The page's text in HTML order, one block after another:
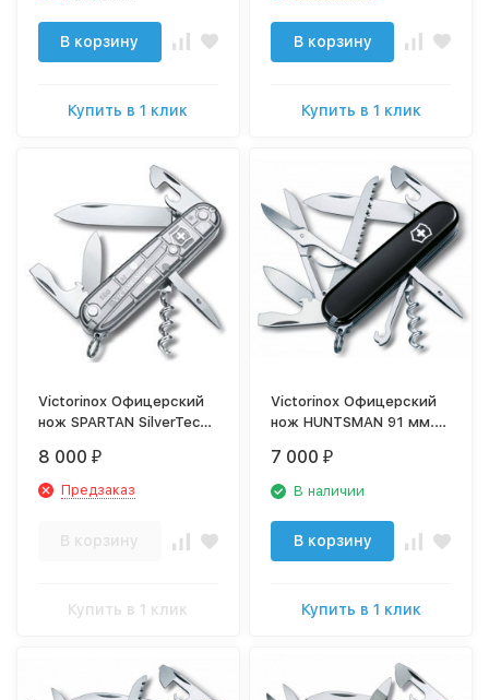
В корзину
Купить в 1 клик
В корзину
Купить в 1 клик
Victorinox Офицерский
нож SPARTAN SilverTech
8 000 ₽
Предзаказ
В корзину
Купить в 1 клик
Victorinox Офицерский
нож HUNTSMAN 91 мм.
7 000 ₽
В наличии
В корзину
Купить в 1 клик